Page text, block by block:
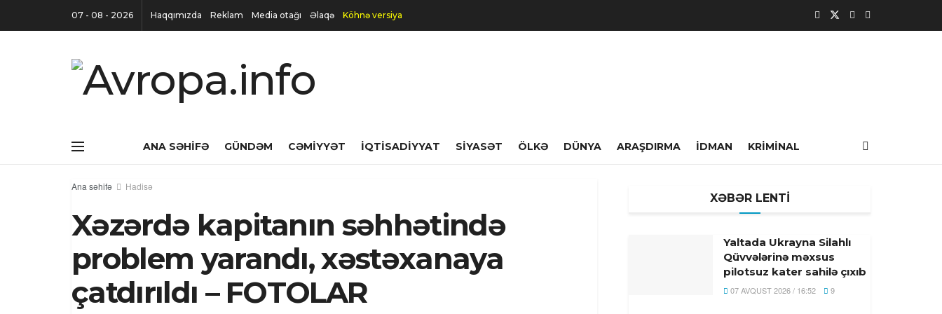
07 - 08 - 2026 Haqqımızda Reklam Media otağı Əlaqə Köhnə versiya
ANA SƏHIFƏ GÜNDƏM CƏMIYYƏT İQTISADIYYAT SIYASƏT ÖLKƏ DÜNYA ARAŞDIRMA İDMAN KRIMINAL
Ana səhifə Hadisə
Xəzərdə kapitanın səhhətində
problem yarandı, xəstəxanaya
çatdırıldı – FOTOLAR
XƏBƏR LENTİ
Yaltada Ukrayna Silahlı
Qüvvələrinə məxsus
pilotsuz kater sahilə çıxıb
07 AVQUST 2026 / 16:52 9